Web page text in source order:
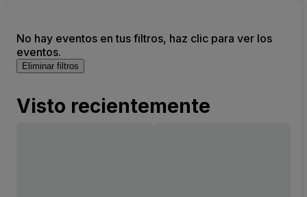
No hay eventos en tus filtros, haz clic para ver los
eventos.
Eliminar filtros
Visto recientemente